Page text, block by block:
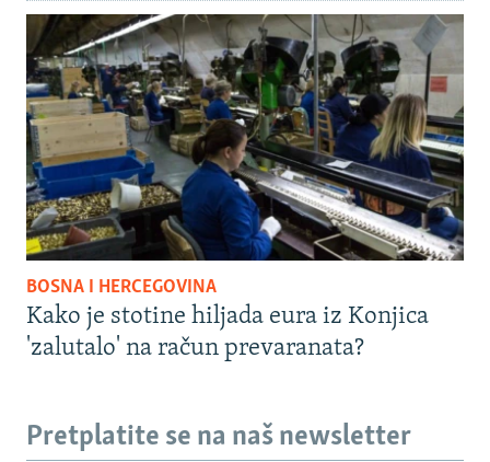
BOSNA I HERCEGOVINA
Kako je stotine hiljada eura iz Konjica
'zalutalo' na račun prevaranata?
Pretplatite se na naš newsletter